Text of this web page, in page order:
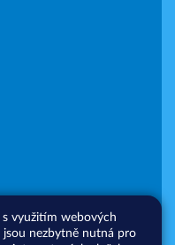
s využitím webových
jsou nezbytně nutná pro